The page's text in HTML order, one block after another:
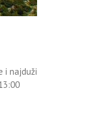
i najduži